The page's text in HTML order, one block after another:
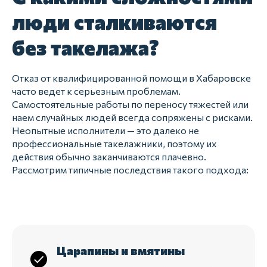
люди сталкиваются
без такелажа?
Отказ от квалифицированной помощи в Хабаровске
часто ведет к серьезным проблемам.
Самостоятельные работы по переносу тяжестей или
наем случайных людей всегда сопряжены с рисками.
Неопытные исполнители — это далеко не
профессиональные такелажники, поэтому их
действия обычно заканчиваются плачевно.
Рассмотрим типичные последствия такого подхода:
Царапины и вмятины